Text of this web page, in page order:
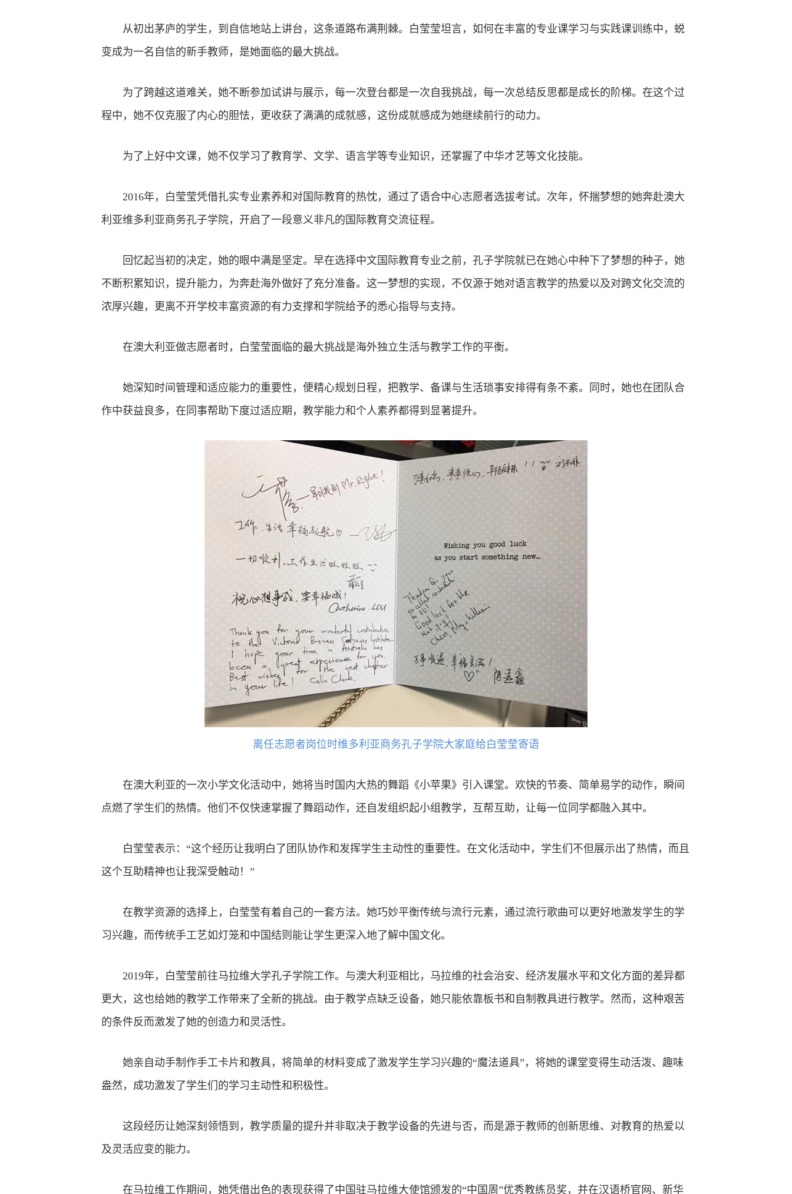
从初出茅庐的学生，到自信地站上讲台，这条道路布满荆棘。白莹莹坦言，如何在丰富的专业课学习与实践课训练中，蜕
变成为一名自信的新手教师，是她面临的最大挑战。
为了跨越这道难关，她不断参加试讲与展示，每一次登台都是一次自我挑战，每一次总结反思都是成长的阶梯。在这个过
程中，她不仅克服了内心的胆怯，更收获了满满的成就感，这份成就感成为她继续前行的动力。
为了上好中文课，她不仅学习了教育学、文学、语言学等专业知识，还掌握了中华才艺等文化技能。
2016年，白莹莹凭借扎实专业素养和对国际教育的热忱，通过了语合中心志愿者选拔考试。次年，怀揣梦想的她奔赴澳大
利亚维多利亚商务孔子学院，开启了一段意义非凡的国际教育交流征程。
回忆起当初的决定，她的眼中满是坚定。早在选择中文国际教育专业之前，孔子学院就已在她心中种下了梦想的种子，她
不断积累知识，提升能力，为奔赴海外做好了充分准备。这一梦想的实现，不仅源于她对语言教学的热爱以及对跨文化交流的
浓厚兴趣，更离不开学校丰富资源的有力支撑和学院给予的悉心指导与支持。
在澳大利亚做志愿者时，白莹莹面临的最大挑战是海外独立生活与教学工作的平衡。
她深知时间管理和适应能力的重要性，便精心规划日程，把教学、备课与生活琐事安排得有条不紊。同时，她也在团队合
作中获益良多，在同事帮助下度过适应期，教学能力和个人素养都得到显著提升。
离任志愿者岗位时维多利亚商务孔子学院大家庭给白莹莹寄语
在澳大利亚的一次小学文化活动中，她将当时国内大热的舞蹈《小苹果》引入课堂。欢快的节奏、简单易学的动作，瞬间
点燃了学生们的热情。他们不仅快速掌握了舞蹈动作，还自发组织起小组教学，互帮互助，让每一位同学都融入其中。
白莹莹表示：“这个经历让我明白了团队协作和发挥学生主动性的重要性。在文化活动中，学生们不但展示出了热情，而且
这个互助精神也让我深受触动！”
在教学资源的选择上，白莹莹有着自己的一套方法。她巧妙平衡传统与流行元素，通过流行歌曲可以更好地激发学生的学
习兴趣，而传统手工艺如灯笼和中国结则能让学生更深入地了解中国文化。
2019年，白莹莹前往马拉维大学孔子学院工作。与澳大利亚相比，马拉维的社会治安、经济发展水平和文化方面的差异都
更大，这也给她的教学工作带来了全新的挑战。由于教学点缺乏设备，她只能依靠板书和自制教具进行教学。然而，这种艰苦
的条件反而激发了她的创造力和灵活性。
她亲自动手制作手工卡片和教具，将简单的材料变成了激发学生学习兴趣的“魔法道具”，将她的课堂变得生动活泼、趣味
盎然，成功激发了学生们的学习主动性和积极性。
这段经历让她深刻领悟到，教学质量的提升并非取决于教学设备的先进与否，而是源于教师的创新思维、对教育的热爱以
及灵活应变的能力。
在马拉维工作期间，她凭借出色的表现获得了中国驻马拉维大使馆颁发的“中国周”优秀教练员奖，并在汉语桥官网、新华